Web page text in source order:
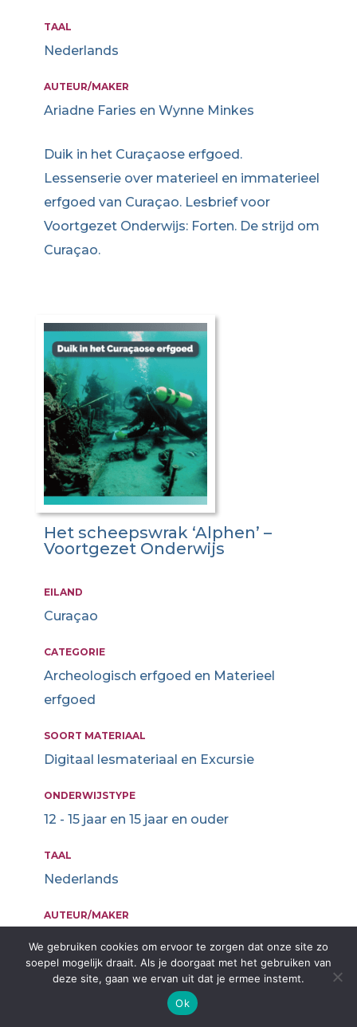
TAAL
Nederlands
AUTEUR/MAKER
Ariadne Faries en Wynne Minkes
Duik in het Curaçaose erfgoed.
Lessenserie over materieel en immaterieel
erfgoed van Curaçao. Lesbrief voor
Voortgezet Onderwijs: Forten. De strijd om
Curaçao.
Het scheepswrak ‘Alphen’ –
Voortgezet Onderwijs
EILAND
Curaçao
CATEGORIE
Archeologisch erfgoed en Materieel
erfgoed
SOORT MATERIAAL
Digitaal lesmateriaal en Excursie
ONDERWIJSTYPE
12 - 15 jaar en 15 jaar en ouder
TAAL
Nederlands
AUTEUR/MAKER
Ariadne Faries en Wynne Minkes
Duik in het Curaçaose erfgoed.
Lessenserie over materieel en immaterieel
We gebruiken cookies om ervoor te zorgen dat onze site zo
soepel mogelijk draait. Als je doorgaat met het gebruiken van
deze site, gaan we ervan uit dat je ermee instemt.
Ok